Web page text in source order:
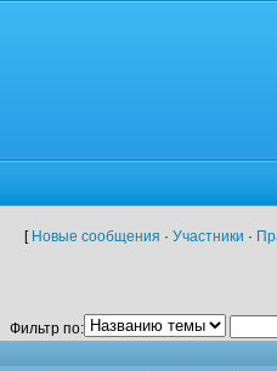
[ Новые сообщения · Участники ·
Фильтр по: